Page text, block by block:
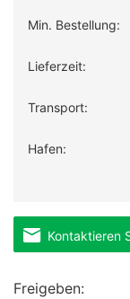
Min. Bestellung:
Lieferzeit:
Transport:
Hafen:
Kontaktieren
Freigeben: